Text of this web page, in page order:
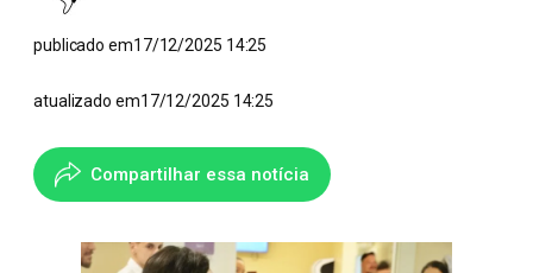
publicado em17/12/2025 14:25
atualizado em17/12/2025 14:25
Compartilhar essa notícia